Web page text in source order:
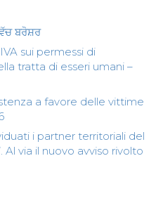
ਬਰੋਸ਼ਰ
sui permessi di
tratta di esseri umani –
a favore delle vittime
i partner territoriali del
Al via il nuovo avviso rivolto